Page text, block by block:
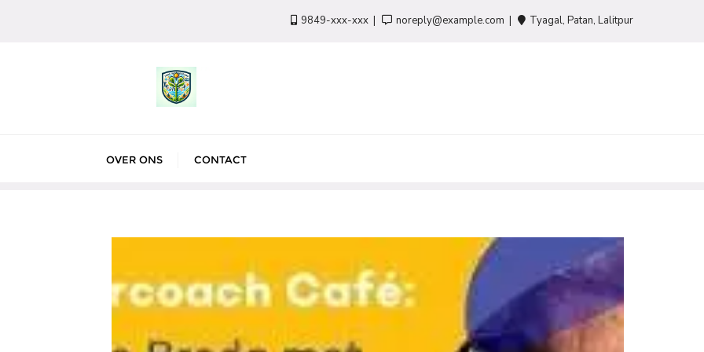
9849-xxx-xxx noreply@example.com Tyagal, Patan, Lalitpur
OVER ONS CONTACT